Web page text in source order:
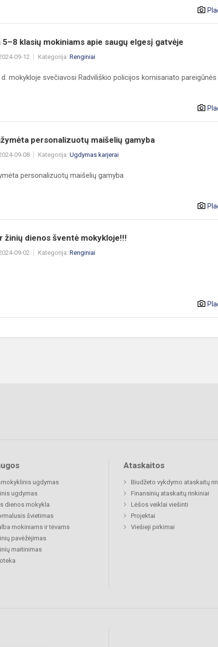
5–8 klasių mokiniams apie saugų elgesį gatvėje
09-12 Kategorija: Renginiai
mokykloje svečiavosi Radviliškio policijos komisariato pareigūnės
personalizuotų maišelių gamyba
09-08 Kategorija: Ugdymas karjerai
personalizuotų maišelių gamyba
žinių dienos šventė mokykloje!!!
09-02 Kategorija: Renginiai
ugdymas
ugdymas
dienos mokykla
švietimas
mokiniams ir tėvams
pavėžėjimas
maitinimas
Ataskaitos
Biudžeto vykdymo ataskaitų
Finansinių ataskaitų rinkiniai
Lėšos veiklai viešinti
Projektai
Viešieji pirkimai